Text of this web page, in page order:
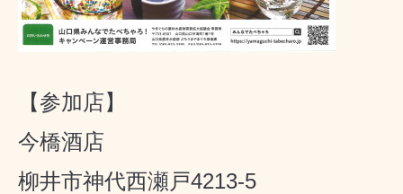
【参加店】
今橋酒店
柳井市神代西瀬戸4213-5